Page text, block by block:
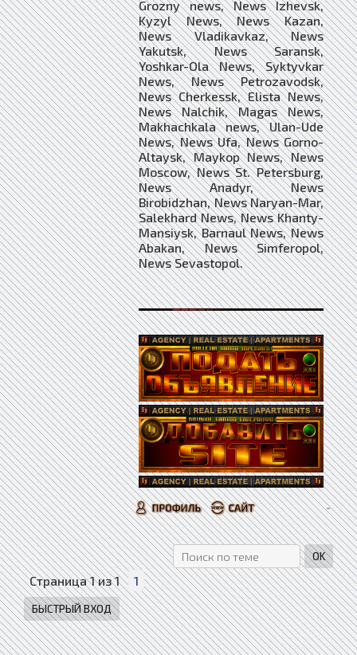
Grozny news, News Izhevsk,
Kyzyl News, News Kazan,
News Vladikavkaz, News
Yakutsk, News Saransk,
Yoshkar-Ola News, Syktyvkar
News, News Petrozavodsk,
News Cherkessk, Elista News,
News Nalchik, Magas News,
Makhachkala news, Ulan-Ude
News, News Ufa, News Gorno-
Altaysk, Maykop News, News
Moscow, News St. Petersburg,
News Anadyr, News
Birobidzhan, News Naryan-Mar,
Salekhard News, News Khanty-
Mansiysk, Barnaul News, News
Abakan, News Simferopol,
News Sevastopol.
Страница1из1 1